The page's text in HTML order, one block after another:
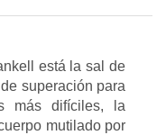
está la sal de
superación para
más difíciles, la
mutilado por